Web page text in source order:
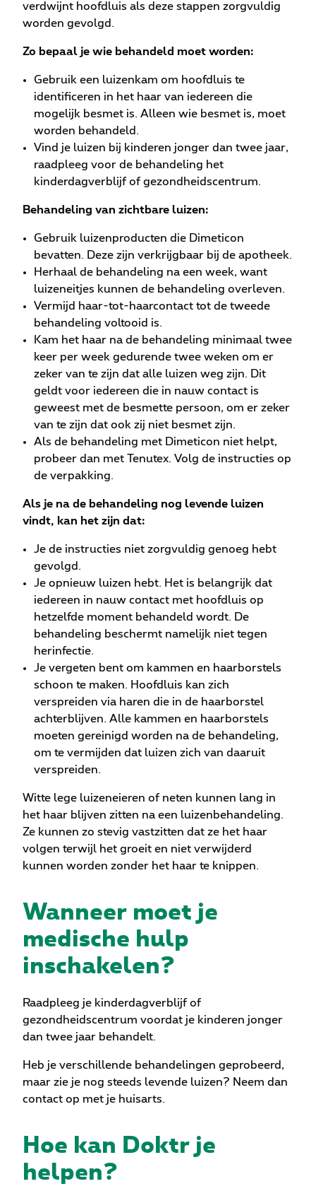
verdwijnt hoofdluis als deze stappen zorgvuldig
worden gevolgd.
Zo bepaal je wie behandeld moet worden:
Gebruik een luizenkam om hoofdluis te
identificeren in het haar van iedereen die
mogelijk besmet is. Alleen wie besmet is, moet
worden behandeld.
Vind je luizen bij kinderen jonger dan twee jaar,
raadpleeg voor de behandeling het
kinderdagverblijf of gezondheidscentrum.
Behandeling van zichtbare luizen:
Gebruik luizenproducten die Dimeticon
bevatten. Deze zijn verkrijgbaar bij de apotheek.
Herhaal de behandeling na een week, want
luizeneitjes kunnen de behandeling overleven.
Vermijd haar-tot-haarcontact tot de tweede
behandeling voltooid is.
Kam het haar na de behandeling minimaal twee
keer per week gedurende twee weken om er
zeker van te zijn dat alle luizen weg zijn. Dit
geldt voor iedereen die in nauw contact is
geweest met de besmette persoon, om er zeker
van te zijn dat ook zij niet besmet zijn.
Als de behandeling met Dimeticon niet helpt,
probeer dan met Tenutex. Volg de instructies op
de verpakking.
Als je na de behandeling nog levende luizen
vindt, kan het zijn dat:
Je de instructies niet zorgvuldig genoeg hebt
gevolgd.
Je opnieuw luizen hebt. Het is belangrijk dat
iedereen in nauw contact met hoofdluis op
hetzelfde moment behandeld wordt. De
behandeling beschermt namelijk niet tegen
herinfectie.
Je vergeten bent om kammen en haarborstels
schoon te maken. Hoofdluis kan zich
verspreiden via haren die in de haarborstel
achterblijven. Alle kammen en haarborstels
moeten gereinigd worden na de behandeling,
om te vermijden dat luizen zich van daaruit
verspreiden.
Witte lege luizeneieren of neten kunnen lang in
het haar blijven zitten na een luizenbehandeling.
Ze kunnen zo stevig vastzitten dat ze het haar
volgen terwijl het groeit en niet verwijderd
kunnen worden zonder het haar te knippen.
Wanneer moet je
medische hulp
inschakelen?
Raadpleeg je kinderdagverblijf of
gezondheidscentrum voordat je kinderen jonger
dan twee jaar behandelt.
Heb je verschillende behandelingen geprobeerd,
maar zie je nog steeds levende luizen? Neem dan
contact op met je huisarts.
Hoe kan Doktr je
helpen?